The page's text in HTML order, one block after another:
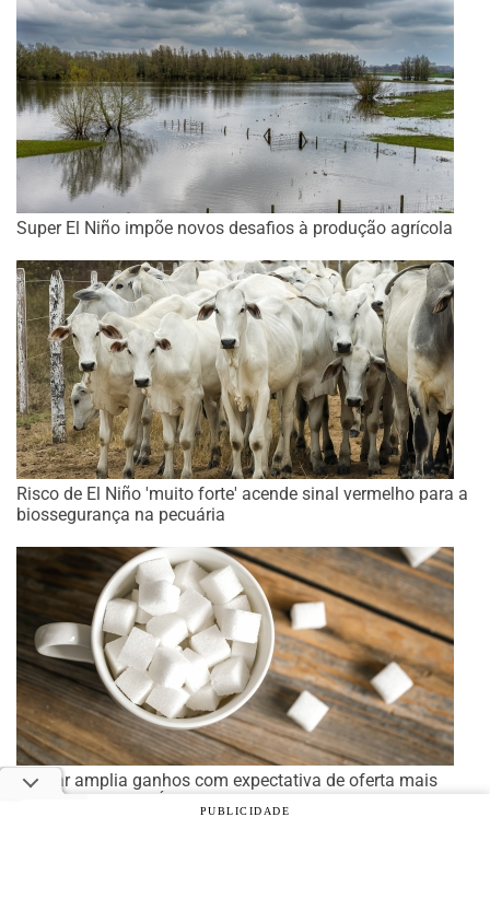
Super El Niño impõe novos desafios à produção agrícola
Risco de El Niño 'muito forte' acende sinal vermelho para a
biossegurança na pecuária
Açúcar amplia ganhos com expectativa de oferta mais
restrita e clima na Índia no radar
PUBLICIDADE